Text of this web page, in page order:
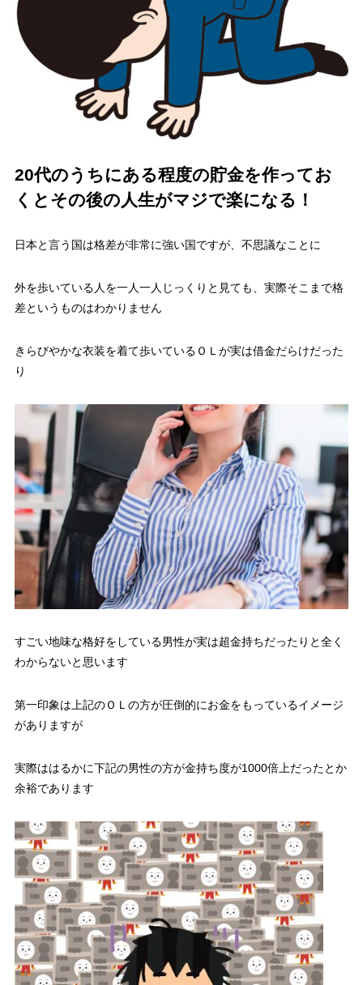
20代のうちにある程度の貯金を作ってお
くとその後の人生がマジで楽になる！
日本と言う国は格差が非常に強い国ですが、不思議なことに
外を歩いている人を一人一人じっくりと見ても、実際そこまで格
差というものはわかりません
きらびやかな衣装を着て歩いているＯＬが実は借金だらけだった
り
すごい地味な格好をしている男性が実は超金持ちだったりと全く
わからないと思います
第一印象は上記のＯＬの方が圧倒的にお金をもっているイメージ
がありますが
実際ははるかに下記の男性の方が金持ち度が1000倍上だったとか
余裕であります